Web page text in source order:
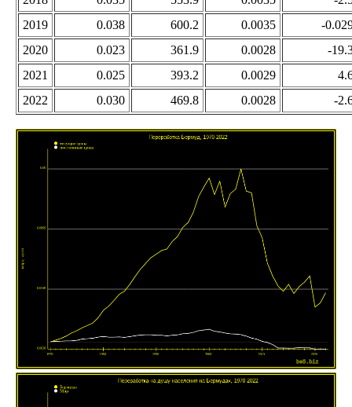
2019
0.038 600.2 0.0035
-
2020
0.023 361.9 0.0028
-
2021
0.025 393.2 0.0029
2022
0.030 469.8 0.0028 -